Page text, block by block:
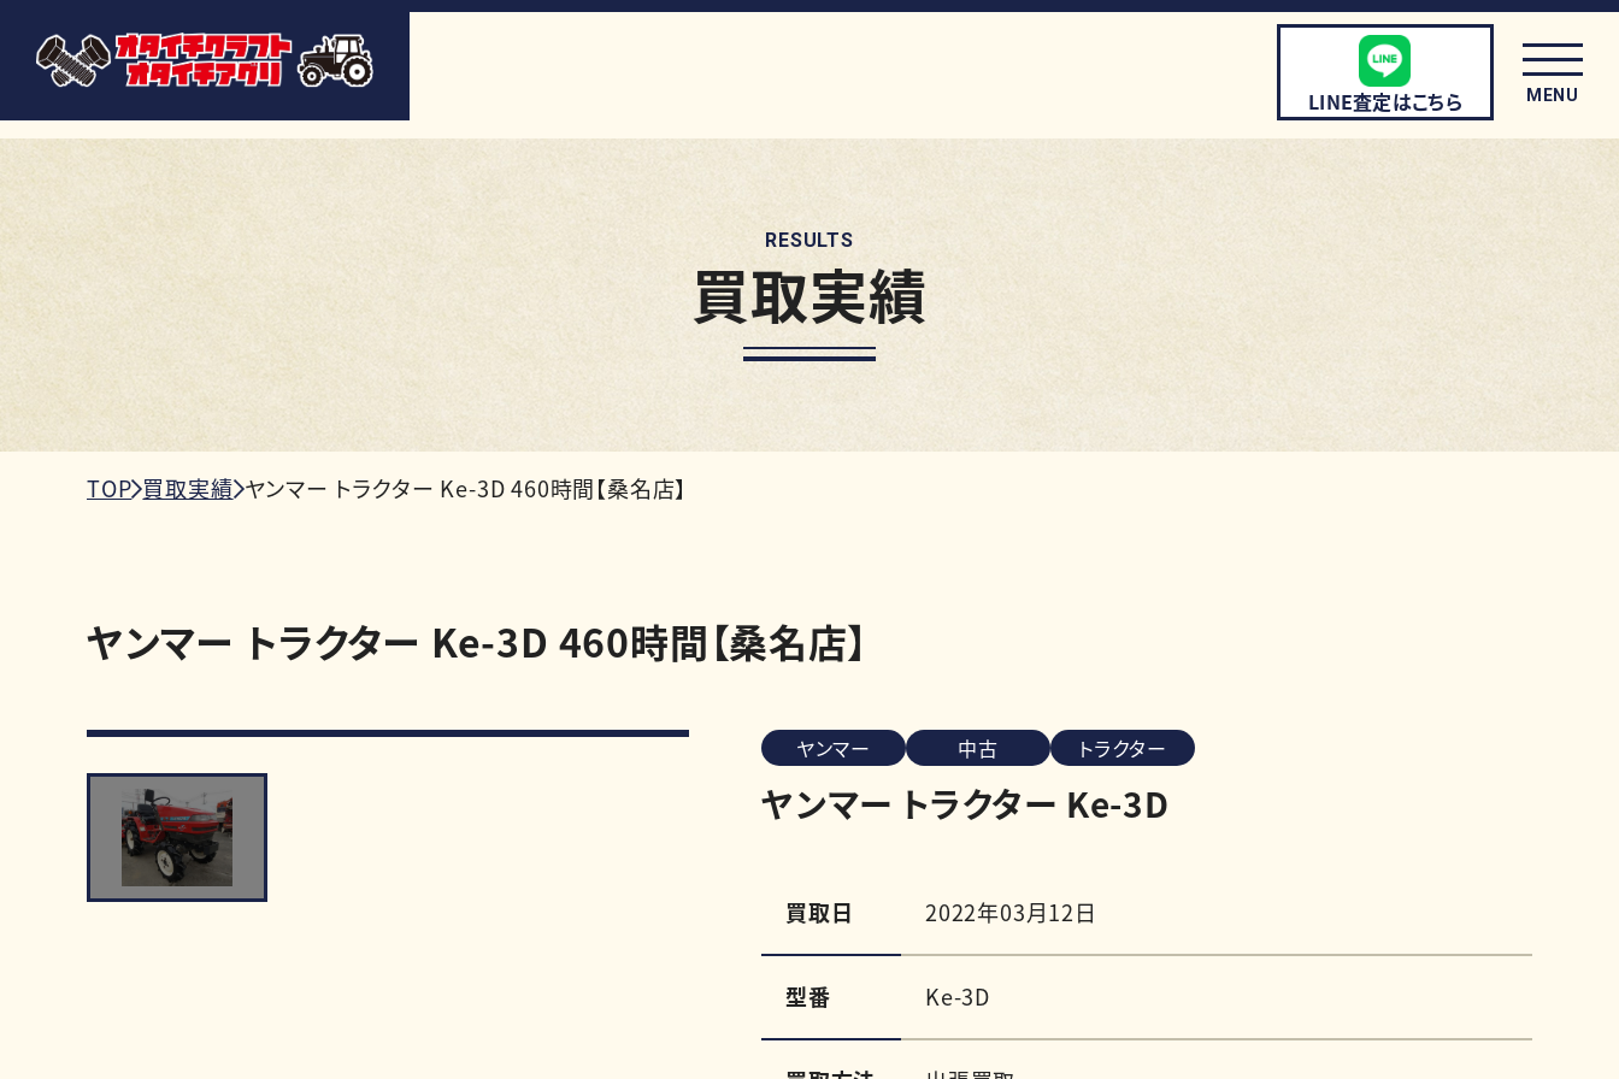
LINE査定はこちら MENU
RESULTS
買取実績
TOP 買取実績 ヤンマー トラクター Ke-3D 460時間【桑名店】
ヤンマー トラクター Ke-3D 460時間【桑名店】
ヤンマー 中古 トラクター
ヤンマー トラクター Ke-3D
買取日 2022年03月12日
型番 Ke-3D